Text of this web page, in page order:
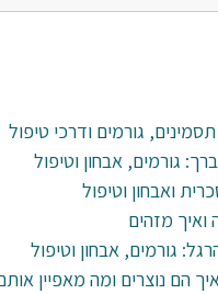
גורמים ודרכי טיפול
גורמים, אבחון וטיפול
ואבחון וטיפול
מזהים
גורמים, אבחון וטיפול
הם נוצרים ומה מאפיין